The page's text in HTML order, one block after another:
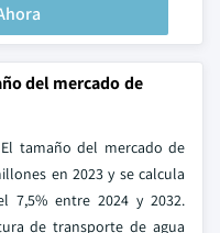
del mercado de
tamaño del mercado de
en 2023 y se calcula
7,5% entre 2024 y 2032.
de transporte de agua